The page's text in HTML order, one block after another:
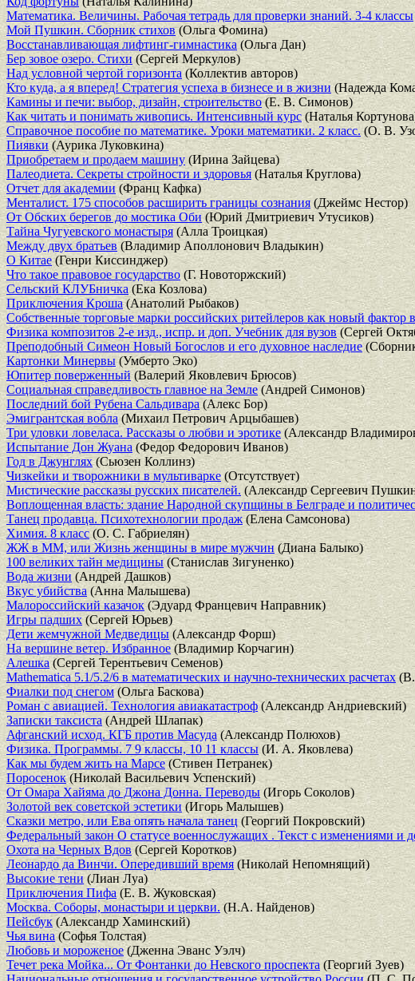
Математика. Величины. Рабочая тетрадь для проверки знаний. 3-4 классы
Мой Пушкин. Сборник стихов(Ольга Фомина)
Восстанавливающая лифтинг-гимнастика (Ольга Дан)
Бер зовое озеро. Стихи(Сергей Меркулов)
Над условной чертой горизонта(Коллектив авторов)
Кто куда, а я вперед! Стратегия успеха в бизнесе и в жизни(Надежда
Камины и печи: выбор, дизайн, строительство(Е. В. Симонов)
Как читать и понимать живопись. Интенсивный курс (Наталья
Справочное пособие по математике. Уроки математики. 2 класс.(О. В.
Пиявки (Аурика Луковкина)
Приобретаем и продаем машину (Ирина Зайцева)
Палеодиета. Секреты стройности и здоровья(Наталья Круглова)
Отчет для академии (Франц Кафка)
Менталист. 175 способов расширить границы сознания (Джеймс Нестор)
От Обских берегов до мостика Оби(Юрий Дмитриевич Утусиков)
Тайна Чугуевского монастыря (Алла Троицкая)
Между двух братьев(Владимир Аполлонович Владыкин)
О Китае(Генри Киссинджер)
Что такое правовое государство (Г. Новоторжский)
Сельский КЛУБничка(Ека Козлова)
Приключения Кроша(Анатолий Рыбаков)
Собственные торговые марки российских ритейлеров как новый фактор
Физика композитов 2-е изд., испр. и доп. Учебник для вузов (Сергей
Преподобный Симеон Новый Богослов и его духовное наследие
Картонки Минервы(Умберто Эко)
Юпитер поверженный(Валерий Яковлевич Брюсов)
Социальная справедливость главное на Земле(Андрей Симонов)
Последний бой Рубена Сальдивара(Алекс Бор)
Эмигрантская вобла(Михаил Петрович Арцыбашев)
Три уловки ловеласа. Рассказы о любви и эротике (Александр
Испытание Дон Жуана (Федор Федорович Иванов)
Год в Джунглях(Сьюзен Коллинз)
Чизкейки и творожники в мультиварке (Отсутствует)
Мистические рассказы русских писателей. (Александр Сергеевич
Воплощенная власть: здание Народной скупщины в Белграде и
Танец продавца. Психотехнологии продаж(Елена Самсонова)
Химия. 8 класс (О. С. Габриелян)
ЖЖ в ММ, или Жизнь женщины в мире мужчин (Диана Балыко)
100 великих тайн медицины (Станислав Зигуненко)
Вода жизни (Андрей Дашков)
Вкус убийства (Анна Малышева)
Малороссийский казачок(Эдуард Францевич Направник)
Игры падших(Сергей Юрьев)
Дети жемчужной Медведицы (Александр Форш)
На вершине ветер. Избранное(Владимир Корчагин)
Алешка (Сергей Терентьевич Семенов)
Mathematica 5.1/5.2/6 в математических и научно-технических расчетах
Фиалки под снегом(Ольга Баскова)
Роман с авиацией. Технология авиакатастроф(Александр Андриевский)
Записки таксиста (Андрей Шлапак)
Афганский исход. КГБ против Масуда(Александр Полюхов)
Физика. Программы. 7 9 классы, 10 11 классы (И. А. Яковлева)
Как мы будем жить на Марсе(Стивен Петранек)
Поросенок(Николай Васильевич Успенский)
От Омара Хайяма до Джона Донна. Переводы(Игорь Соколов)
Золотой век советской эстетики (Игорь Малышев)
Сказки метро, или Ева опять начала танец (Георгий Покровский)
Федеральный закон О статусе военнослужащих . Текст с изменениями и
Охота на Черных Вдов(Сергей Коротков)
Леонардо да Винчи. Опередивший время (Николай Непомнящий)
Высокие тени (Лиан Луа)
Приключения Пифа (Е. В. Жуковская)
Москва. Соборы, монастыри и церкви.(Н.А. Найденов)
Пейсбук (Александр Хаминский)
Чья вина(Софья Толстая)
Любовь и мороженое(Дженна Эванс Уэлч)
Течет река Мойка... От Фонтанки до Невского проспекта (Георгий Зуев)